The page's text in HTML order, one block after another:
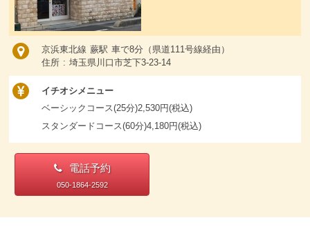
京浜東北線 蕨駅 車で8分（県道111号線経由）
住所 : 埼玉県川口市芝下3-23-14
イチオシメニュー
ベーシックコース(25分)2,530円(税込)
スタンダードコース(60分)4,180円(税込)
電話予約
050-1864-2592